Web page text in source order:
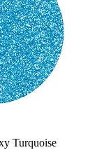
Turquoise